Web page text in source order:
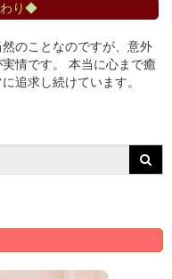
り◆
のことなのですが、意外
情です。 本当に心まで癒
追求し続けています。